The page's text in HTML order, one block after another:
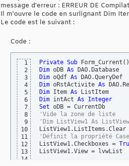
message d'erreur : ERREUR DE
Il m'ouvre le code en surlignant Dim
Le code est le suivant :
Code :
1
2
3
4
5
6
7
8
9
10
11
12
13
14
Private Sub Form_Current ( )
Dim oDB As
Dim oQdf As
Dim oRstActivite As
Dim Item As
Dim intAct As
Integer
Set
'Vide la zone de liste
'Dim ListView1 As ListView
'Définit la propriété
ListView1.Checkboxes =
ListView1.View = lvwList